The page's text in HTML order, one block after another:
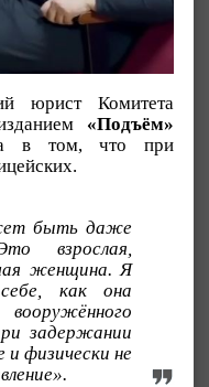
юрист Комитета
«Подъём»
в том, что при
быть даже
взрослая,
женщина. Я
как она
задержании
и физически не